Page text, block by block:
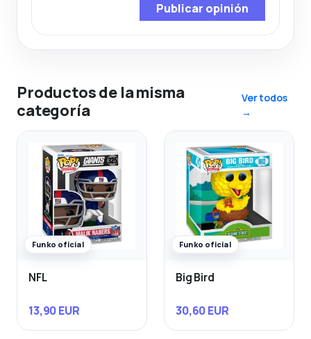
Publicar opinión
Productos de la misma
categoría
Ver todos
→
Funko oficial
NFL
13,90 EUR
Funko oficial
Big Bird
30,60 EUR